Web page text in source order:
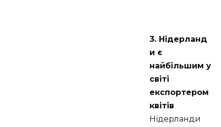
3. Нідерланд
и є
найбільшим у
світі
експортером
квітів
Нідерланди